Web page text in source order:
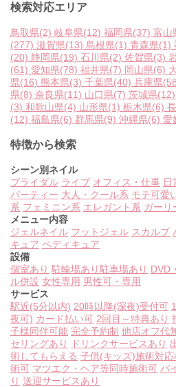
検索対応エリア
鳥取県(2) 岐阜県(12) 福岡県(37) 富山
(277) 滋賀県(13) 島根県(1) 青森県(1)
(20) 静岡県(19) 石川県(2) 佐賀県(3)
(61) 愛知県(78) 福井県(7) 岡山県(6)
県(16) 熊本県(3) 千葉県(40) 兵庫県
県(8) 奈良県(11) 山口県(7) 茨城県(12)
(3) 和歌山県(4) 山形県(1) 栃木県(6)
(12) 福島県(6) 群馬県(9) 沖縄県(6) 愛
特徴から検索
シーン別ネイル
ブライダル ライブ オフィス・仕事 日
パーティー 大人・クール系 モテ可愛
系 フェミニン系 エレガント系 ガーリ
メニュー内容
ジェルネイル フットジェル スカルプ
キュア ペディキュア
設備
個室あり 駐輪場あり駐車場あり DVD
ル併設 女性専用 男性可・専用
サービス
駅近(5分以内) 20時以降(深夜)受付可
夜可) カード払い可 2回目～特典あり
子様同伴可能 完全予約制 他店オフ代
セリングあり
ドリンクサービスあり
術してもらえる 子供(キッズ)施術対応
術可 マツエク・ヘア等同時施術可 バ
り 送迎サービスあり